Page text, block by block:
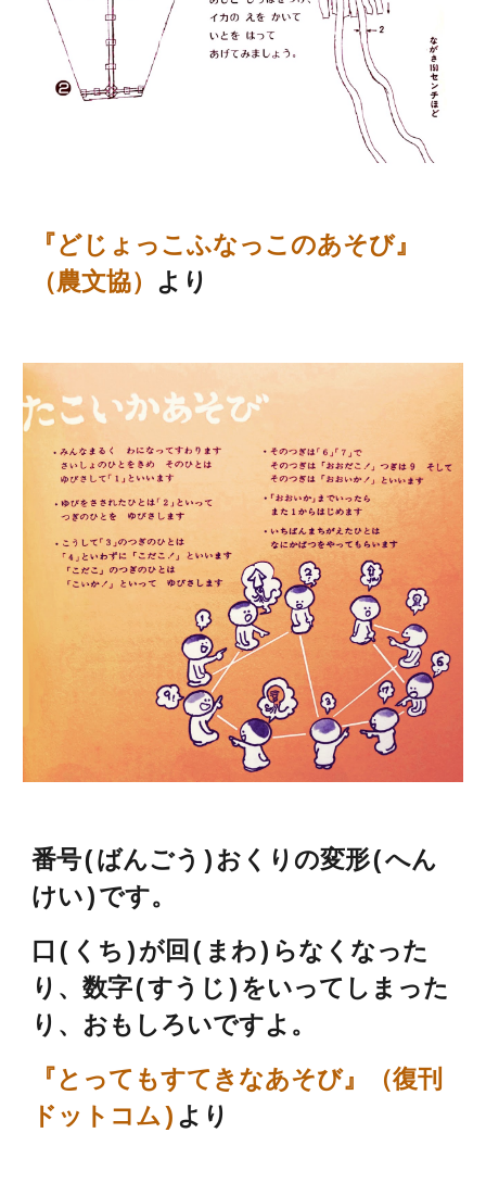
『どじょっこふなっこのあそび』
（農文協） より
番号(ばんごう)おくりの変形(へん
けい)です。
口(くち)が回(まわ)らなくなった
り、数字(すうじ)をいってしまった
り、おもしろいですよ。
『とってもすてきなあそび』（復刊
ドットコム) より